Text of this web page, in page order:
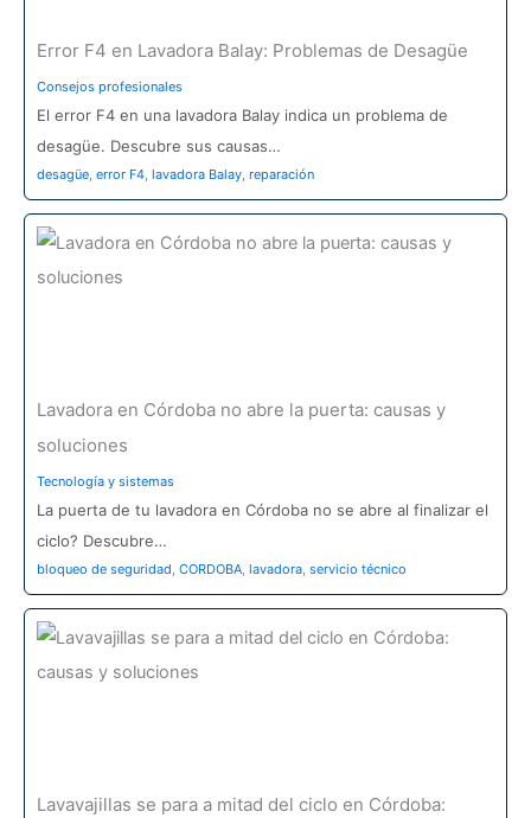
Error F4 en Lavadora Balay: Problemas de Desagüe
Consejos profesionales
El error F4 en una lavadora Balay indica un problema de
desagüe. Descubre sus causas…
desagüe, error F4, lavadora Balay, reparación
Lavadora en Córdoba no abre la puerta: causas y
soluciones
Tecnología y sistemas
La puerta de tu lavadora en Córdoba no se abre al finalizar el
ciclo? Descubre…
bloqueo de seguridad, CORDOBA, lavadora, servicio técnico
Lavavajillas se para a mitad del ciclo en Córdoba: